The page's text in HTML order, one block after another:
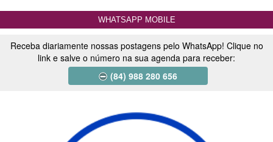
WHATSAPP MOBILE
Receba diariamente nossas postagens pelo WhatsApp! Clique no
link e salve o número na sua agenda para receber:
(84) 988 280 656